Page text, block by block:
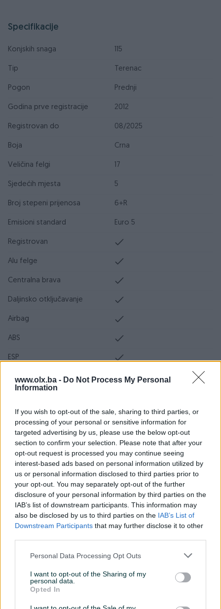
www.olx.ba - Do Not Process My Personal
Information
If you wish to opt-out of the sale, sharing to third parties, or
processing of your personal or sensitive information for
targeted advertising by us, please use the below opt-out
section to confirm your selection. Please note that after your
opt-out request is processed you may continue seeing
interest-based ads based on personal information utilized by
us or personal information disclosed to third parties prior to
your opt-out. You may separately opt-out of the further
disclosure of your personal information by third parties on the
IAB’s list of downstream participants. This information may
also be disclosed by us to third parties on the IAB’s List of
Downstream Participants that may further disclose it to other
Personal Data Processing Opt Outs
I want to opt-out of the Sharing of my
personal data.
Opted In
Specifikacije
Konjskih snaga 115
Tip Terenac
Pogon Prednji
Godina prve registracije 2012
Registrovan do 08/2025
Boja Crna
Veličina felgi 17
Sjedećih mjesta 5
Broj stepeni prijenosa 6+R
Emisioni standard Euro 5
Registrovan
Alu felge
Centralna brava
Daljinsko otključavanje
Airbag
ABS
ESP
DPF/FAP filter
Turbo
Datum objave 20.09.2024
Oprema
Klimatizacija
Muzika/ozvučenje CD MP3
Parking senzori Nazad
Halogena
Metalik
Digitalna klima